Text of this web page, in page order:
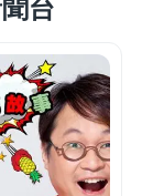
play
@News98
台